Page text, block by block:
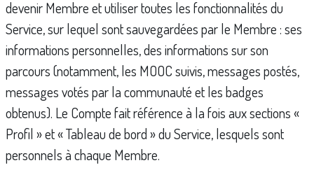
devenir Membre et utiliser toutes les fonctionnalités du
Service, sur lequel sont sauvegardées par le Membre : ses
informations personnelles, des informations sur son
parcours (notamment, les MOOC suivis, messages postés,
messages votés par la communauté et les badges
obtenus). Le Compte fait référence à la fois aux sections «
Profil » et « Tableau de bord » du Service, lesquels sont
personnels à chaque Membre.